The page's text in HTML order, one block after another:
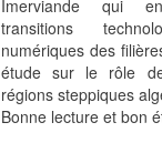
Imerviande qui
transitions
numériques des
étude sur le rôle
régions steppiques
Bonne lecture et bon